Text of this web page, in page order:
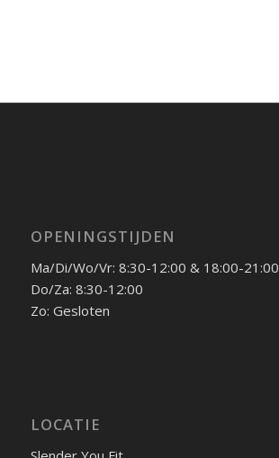
OPENINGSTIJDEN
Ma/Di/Wo/Vr: 8:30-12:00 & 18:00-21:00
Do/Za: 8:30-12:00
Zo: Gesloten
LOCATIE